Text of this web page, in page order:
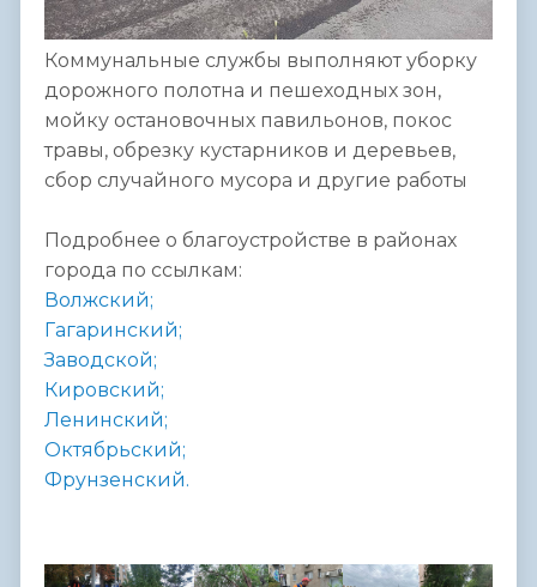
Коммунальные службы выполняют уборку
дорожного полотна и пешеходных зон,
мойку остановочных павильонов, покос
травы, обрезку кустарников и деревьев,
сбор случайного мусора и другие работы
Подробнее о благоустройстве в районах
города по ссылкам:
Волжский;
Гагаринский;
Заводской;
Кировский;
Ленинский;
Октябрьский;
Фрунзенский.